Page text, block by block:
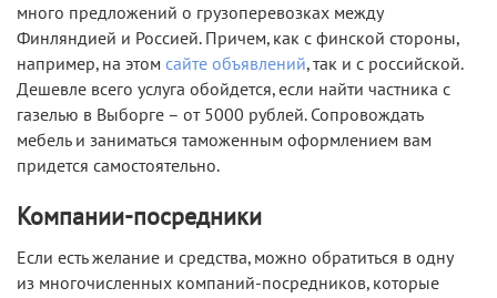
много предложений о грузоперевозках между
Финляндией и Россией. Причем, как с финской стороны,
например, на этом сайте объявлений, так и с российской.
Дешевле всего услуга обойдется, если найти частника с
газелью в Выборге – от 5000 рублей. Сопровождать
мебель и заниматься таможенным оформлением вам
придется самостоятельно.
Компании-посредники
Если есть желание и средства, можно обратиться в одну
из многочисленных компаний-посредников, которые